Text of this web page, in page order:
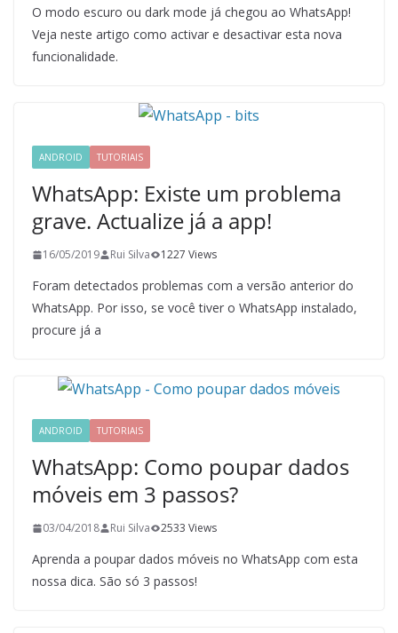
O modo escuro ou dark mode já chegou ao WhatsApp!
Veja neste artigo como activar e desactivar esta nova
funcionalidade.
ANDROID TUTORIAIS
WhatsApp: Existe um problema
grave. Actualize já a app!
16/05/2019 Rui Silva 1227 Views
Foram detectados problemas com a versão anterior do
WhatsApp. Por isso, se você tiver o WhatsApp instalado,
procure já a
ANDROID TUTORIAIS
WhatsApp: Como poupar dados
móveis em 3 passos?
03/04/2018 Rui Silva 2533 Views
Aprenda a poupar dados móveis no WhatsApp com esta
nossa dica. São só 3 passos!